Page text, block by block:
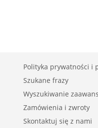
Polityka prywatności i
Szukane frazy
Wyszukiwanie
Zamówienia i zwroty
Skontaktuj się z nami